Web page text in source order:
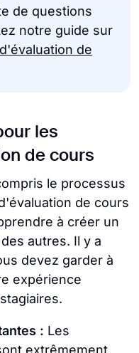
de questions
notre guide sur
de
les
de cours
le processus
de cours
à créer un
autres. Il y a
devez garder à
expérience
: Les